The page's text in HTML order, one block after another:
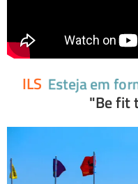
ILS Esteja em
"Be fit